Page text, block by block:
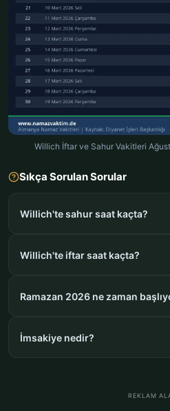
Willich İftar ve Sahur Vakitleri
Sıkça Sorulan Sorular
Willich'te sahur saat kaçta?
Willich'te iftar saat kaçta?
Ramazan 2026 ne zaman
İmsakiye nedir?
REKLAM